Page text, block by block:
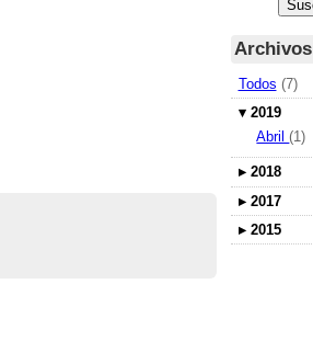
Archivos
Todos (7)
▾2019
Abril(1)
▸2018
▸2017
▸2015